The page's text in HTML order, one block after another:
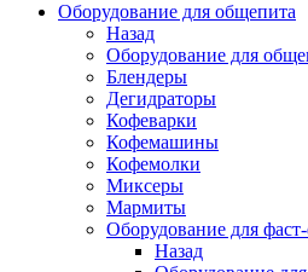
Оборудование для общепита
Назад
Оборудование для
Блендеры
Дегидраторы
Кофеварки
Кофемашины
Кофемолки
Миксеры
Мармиты
Оборудование для
Назад